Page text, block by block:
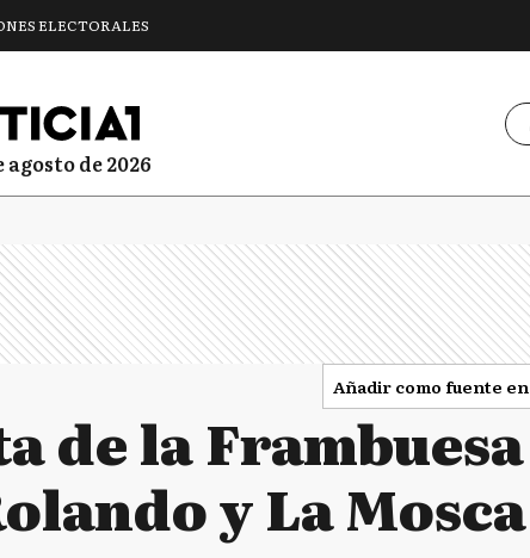
ELECTORALES
agosto de 2026
Añadir como fuente en
de la Frambuesa
y La Mosca